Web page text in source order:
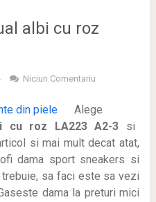
albi cu roz
Niciun Comentariu
Alege
cu roz LA223 A2-3 si
si mai mult decat atat,
dama sport sneakers si
sa faci este sa vezi
dama la preturi mici